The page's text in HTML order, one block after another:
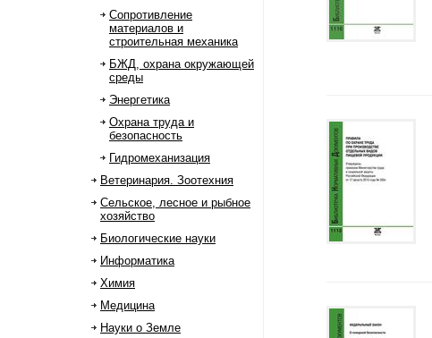
Сопротивление
материалов и
строительная механика
БЖД, охрана окружающей
среды
Энергетика
Охрана труда и
безопасность
Гидромеханизация
Ветеринария. Зоотехния
Сельское, лесное и рыбное
хозяйство
Биологические науки
Информатика
Химия
Медицина
Науки о Земле